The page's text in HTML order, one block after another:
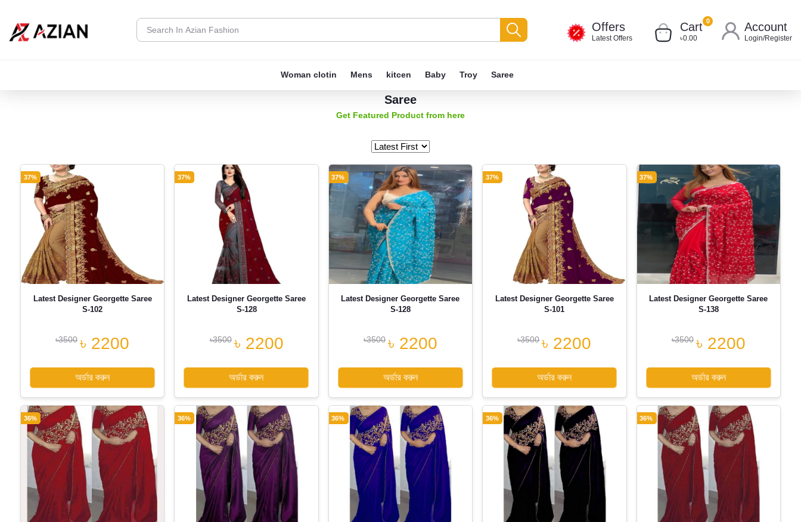
Offers
Latest Offers
Cart
৳0.00
0 Account
Login/Register
Woman clotin Mens kitcen Baby Troy Saree
Saree
Get Featured Product from here
37%
Latest Designer Georgette Saree
S-102
৳3500 ৳ 2200
অর্ডার করুন
37%
Latest Designer Georgette Saree
S-128
৳3500 ৳ 2200
অর্ডার করুন
37%
Latest Designer Georgette Saree
S-128
৳3500 ৳ 2200
অর্ডার করুন
37%
Latest Designer Georgette Saree
S-101
৳3500 ৳ 2200
অর্ডার করুন
37%
Latest Designer Georgette Saree
S-138
৳3500 ৳ 2200
অর্ডার করুন
36% 36% 36% 36% 36%